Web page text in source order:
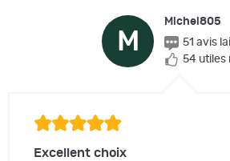
M
Michel805
51 avis
54 utiles
Excellent choix